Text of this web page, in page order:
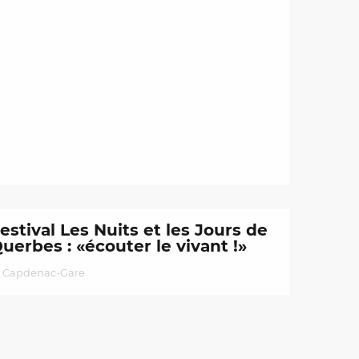
Les Nuits et les Jours de
: «écouter le vivant !»
Capdenac-Gare